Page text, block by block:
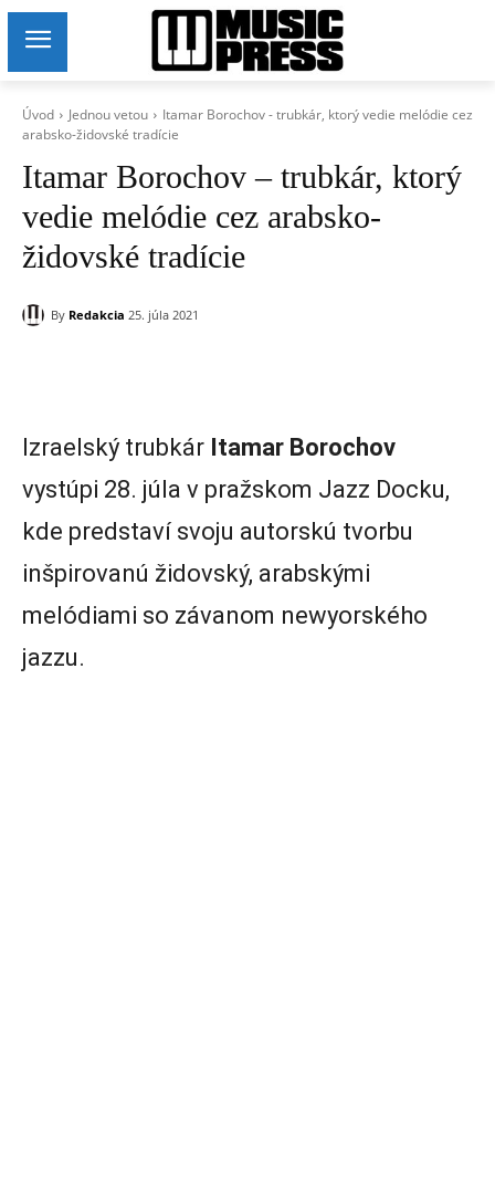
Úvod Jednou vetou
Itamar Borochov - trubkár, ktorý vedie melódie cez
arabsko-židovské tradície
Itamar Borochov – trubkár, ktorý
vedie melódie cez arabsko-
židovské tradície
By Redakcia 25. júla 2021
Izraelský trubkár Itamar Borochov
vystúpi 28. júla v pražskom Jazz Docku,
kde predstaví svoju autorskú tvorbu
inšpirovanú židovský, arabskými
melódiami so závanom newyorského
jazzu.